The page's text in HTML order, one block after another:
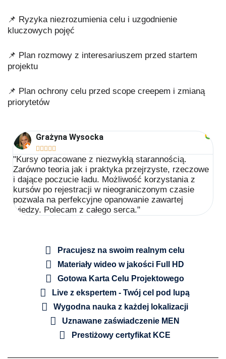
📌 Ryzyka niezrozumienia celu i uzgodnienie
kluczowych pojęć
📌 Plan rozmowy z interesariuszem przed startem
projektu
📌 Plan ochrony celu przed scope creepem i zmianą
priorytetów
Grażyna Wysocka
    
"Kursy opracowane z niezwykłą starannością.
Zarówno teoria jak i praktyka przejrzyste, rzeczowe
i dające poczucie ładu. Możliwość korzystania z
kursów po rejestracji w nieograniczonym czasie
pozwala na perfekcyjne opanowanie zawartej
wiedzy. Polecam z całego serca."
Pracujesz na swoim realnym celu
Materiały wideo w jakości Full HD
Gotowa Karta Celu Projektowego
Live z ekspertem - Twój cel pod lupą
Wygodna nauka z każdej lokalizacji
Uznawane zaświadczenie MEN
Prestiżowy certyfikat KCE